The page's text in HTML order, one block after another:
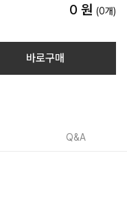
0 원 (0개)
바로구매
Q&A